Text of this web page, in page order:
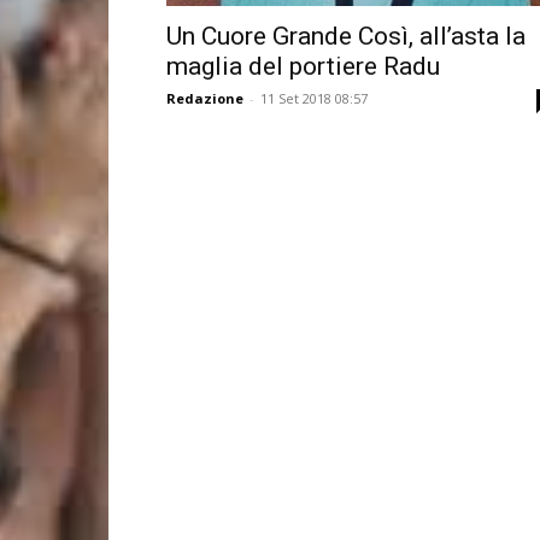
Un Cuore Grande Così, all’asta la
maglia del portiere Radu
Redazione - 11 Set 2018 08:57